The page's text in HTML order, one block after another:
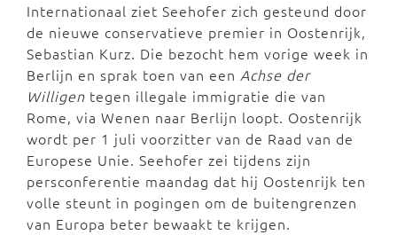
Internationaal ziet Seehofer zich gesteund door
de nieuwe conservatieve premier in Oostenrijk,
Sebastian Kurz. Die bezocht hem vorige week in
Berlijn en sprak toen van een Achse der
Willigen tegen illegale immigratie die van
Rome, via Wenen naar Berlijn loopt. Oostenrijk
wordt per 1 juli voorzitter van de Raad van de
Europese Unie. Seehofer zei tijdens zijn
persconferentie maandag dat hij Oostenrijk ten
volle steunt in pogingen om de buitengrenzen
van Europa beter bewaakt te krijgen.